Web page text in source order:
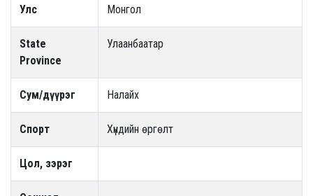
Улс Монгол
State
Province
Улаанбаатар
Сум/дүүрэг Налайх
Спорт Хүндийн өргөлт
Цол, зэрэг